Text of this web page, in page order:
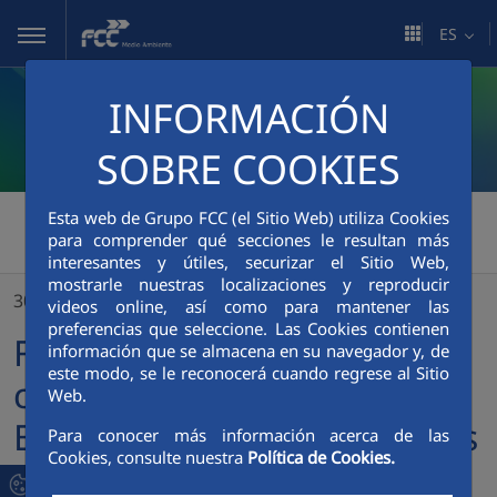
Saltar al contenido principal
INFORMACIÓN
SOBRE COOKIES
Esta web de Grupo FCC (el Sitio Web) utiliza Cookies
para comprender qué secciones le resultan más
interesantes y útiles, securizar el Sitio Web,
mostrarle nuestras localizaciones y reproducir
videos online, así como para mantener las
preferencias que seleccione. Las Cookies contienen
información que se almacena en su navegador y, de
este modo, se le reconocerá cuando regrese al Sitio
Web.
Para conocer más información acerca de las
Cookies, consulte nuestra Política de Cookies.
ES
FCC Medio Ambiente >
FCC Medio Ambiente colabora con el Servicio de Empleo de las Islas Baleares
30/07/2021
FCC Medio Ambiente
colabora con el Servicio de
Empleo de las Islas Baleares